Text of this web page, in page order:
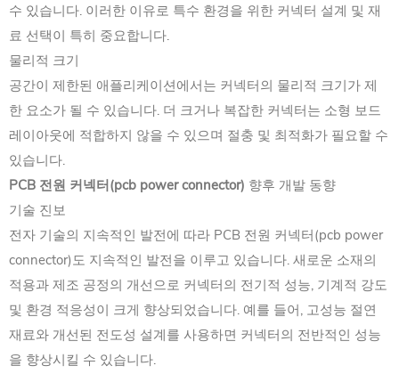
수 있습니다. 이러한 이유로 특수 환경을 위한 커넥터 설계 및 재
료 선택이 특히 중요합니다.
물리적 크기
공간이 제한된 애플리케이션에서는 커넥터의 물리적 크기가 제
한 요소가 될 수 있습니다. 더 크거나 복잡한 커넥터는 소형 보드
레이아웃에 적합하지 않을 수 있으며 절충 및 최적화가 필요할 수
있습니다.
PCB 전원 커넥터(pcb power connector) 향후 개발 동향
기술 진보
전자 기술의 지속적인 발전에 따라 PCB 전원 커넥터(pcb power
connector)도 지속적인 발전을 이루고 있습니다. 새로운 소재의
적용과 제조 공정의 개선으로 커넥터의 전기적 성능, 기계적 강도
및 환경 적응성이 크게 향상되었습니다. 예를 들어, 고성능 절연
재료와 개선된 전도성 설계를 사용하면 커넥터의 전반적인 성능
을 향상시킬 수 있습니다.